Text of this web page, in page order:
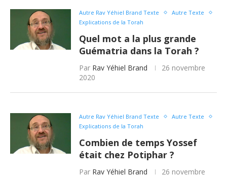
Autre Rav Yéhiel Brand Texte
Autre Texte
Explications de la Torah
Quel mot a la plus grande
Guématria dans la Torah ?
Par Rav Yéhiel Brand
26 novembre
2020
Autre Rav Yéhiel Brand Texte
Autre Texte
Explications de la Torah
Combien de temps Yossef
était chez Potiphar ?
Par Rav Yéhiel Brand
26 novembre